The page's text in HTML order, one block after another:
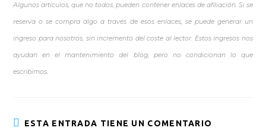
Algunos artículos, que no todos, pueden contener enlaces de afiliación. Si se
reserva o se compra algo a través de esos enlaces, se puede generar un
ingreso para nosotros, sin incremento del coste al lector. Estos ingresos nos
ayudan en el mantenimiento del blog, pero no condicionan lo que
escribimos.
ESTA ENTRADA TIENE UN COMENTARIO